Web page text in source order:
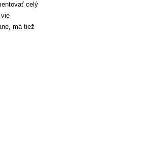
celý
vie
má tiež